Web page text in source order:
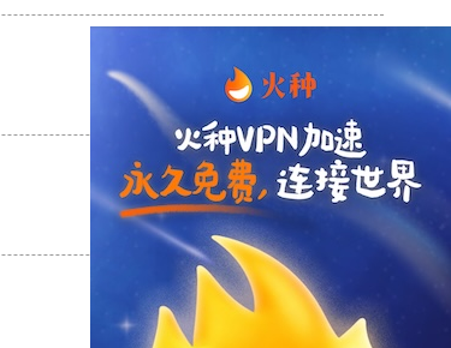
反对